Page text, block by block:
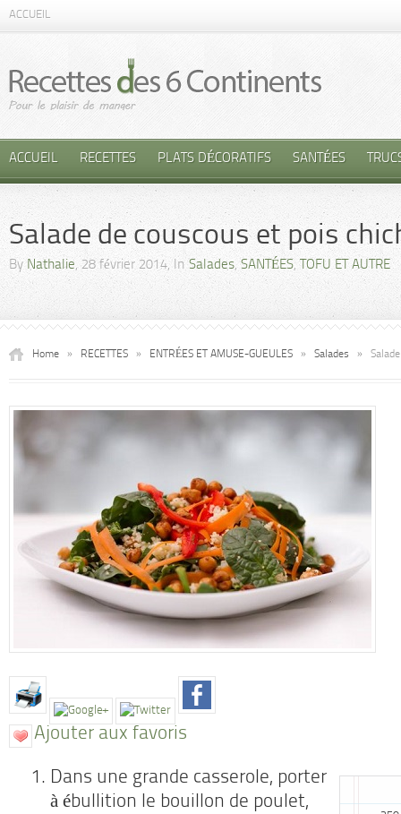
ACCUEIL
ACCUEIL RECETTES PLATS DÉCORATIFS SANTÉES
Salade de couscous et pois
By Nathalie, 28 février 2014, InSalades,SANTÉES, TOFU ET AUTRE
Home » RECETTES » ENTRÉES ET AMUSE-GUEULES » Salades »
Ajouter aux favoris
Dans une grande casserole, porter
à ébullition le bouillon de poulet,